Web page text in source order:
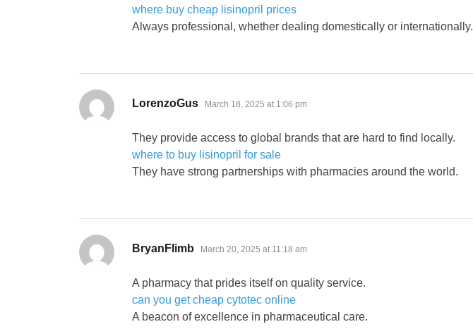
where buy cheap lisinopril prices
Always professional, whether dealing domestically or internationally.
LorenzoGus says:
March 18, 2025 at 1:06 pm
They provide access to global brands that are hard to find locally.
where to buy lisinopril for sale
They have strong partnerships with pharmacies around the world.
BryanFlimb says:
March 20, 2025 at 11:18 am
A pharmacy that prides itself on quality service.
can you get cheap cytotec online
A beacon of excellence in pharmaceutical care.